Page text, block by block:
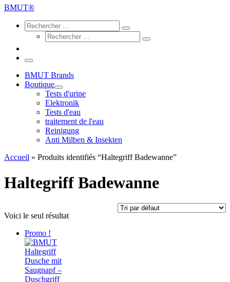
BMUT®
Search
Rechercher
Rechercher
Rechercher
Rechercher
Menu
BMUT Brands
Boutique
Tests d'urine
Elektronik
Tests d'eau
traitement de l'eau
Reinigung
Anti Milben & Insekten
Accueil » Produits identifiés “Haltegriff Badewanne”
Haltegriff Badewanne
Voici le seul résultat
Promo !